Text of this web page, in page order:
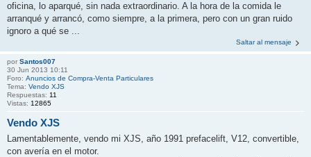
oficina, lo aparqué, sin nada extraordinario. A la hora de la comida le
arranqué y arrancó, como siempre, a la primera, pero con un gran ruido
ignoro a qué se ...
Saltar al mensaje
por Santos007
30 Jun 2013 10:11
Foro: Anuncios de Compra-Venta Particulares
Tema: Vendo XJS
Respuestas: 11
Vistas: 12865
Vendo XJS
Lamentablemente, vendo mi XJS, año 1991 prefacelift, V12, convertible,
con avería en el motor.